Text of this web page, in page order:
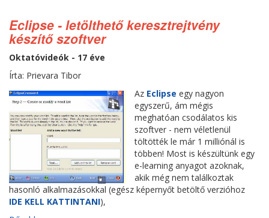
Eclipse - letölthető keresztrejtvény
készítő szoftver
Oktatóvideók - 17 éve
Írta: Prievara Tibor
Az Eclipse egy nagyon
egyszerű, ám mégis
meghatóan csodálatos kis
szoftver - nem véletlenül
töltötték le már 1 milliónál is
többen! Most is készültünk egy
e-learning anyagot azoknak,
akik még nem találkoztak
hasonló alkalmazásokkal (egész képernyőt betöltő verzióhoz
IDE KELL KATTINTANI),